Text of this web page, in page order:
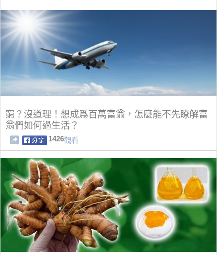
窮？沒道理！想成爲百萬富翁，怎麼能不先瞭解富
翁們如何過生活？
1426觀看